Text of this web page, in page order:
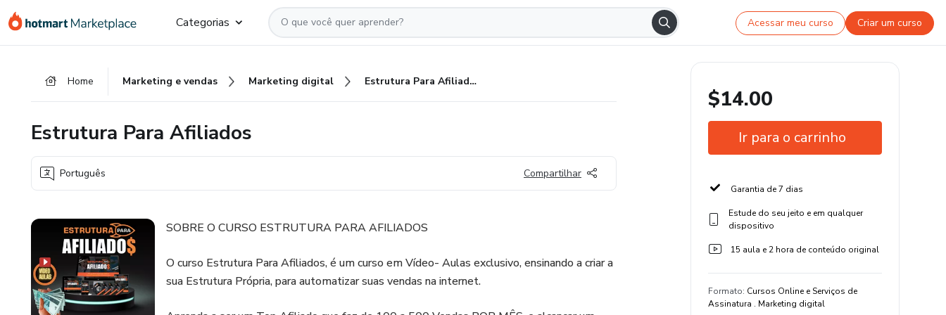
para
para
para
Categorias Acessar meu curso Criar um curso
Home Marketing e vendas Marketing digital Estrutura Para Afiliados
Estrutura Para Afiliados
Português Compartilhar
SOBRE O CURSO ESTRUTURA PARA AFILIADOS
O curso Estrutura Para Afiliados, é um curso em Vídeo- Aulas exclusivo, ensinando a criar a
sua Estrutura Própria, para automatizar suas vendas na internet.
$14.00
Ir para o carrinho
Garantia de 7 dias
Estude do seu jeito e em qualquer
dispositivo
15 aula e 2 hora de conteúdo original
Formato: Cursos Online e Serviços de
Assinatura . Marketing digital